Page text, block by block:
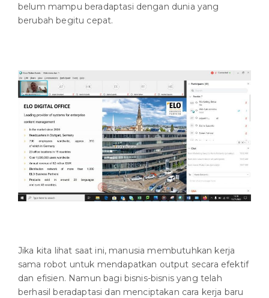
belum mampu beradaptasi dengan dunia yang
berubah begitu cepat.
Jika kita lihat saat ini, manusia membutuhkan kerja
sama robot untuk mendapatkan output secara efektif
dan efisien. Namun bagi bisnis-bisnis yang telah
berhasil beradaptasi dan menciptakan cara kerja baru